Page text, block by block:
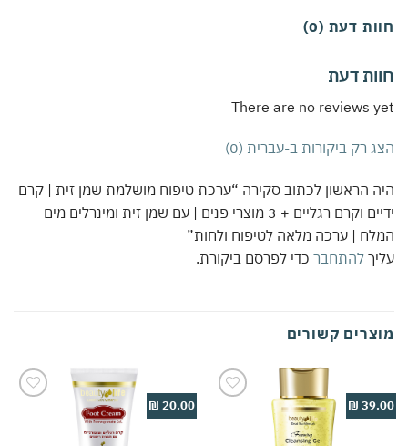
חוות דעת (0)
חוות דעת
There are no reviews yet
הצג רק ביקורות ב-עברית (0)
היה הראשון לכתוב סקירה “ערכת טיפוח מושלמת שמן זית | קרם
ידיים וקרם רגליים + 3 מוצרי פנים | עם שמן זית ומינרלים מים
המלח | ערכה מלאה לטיפוח ולחות”
עליך להתחבר כדי לפרסם ביקורת.
מוצרים קשורים
39.00 ₪
20.00 ₪